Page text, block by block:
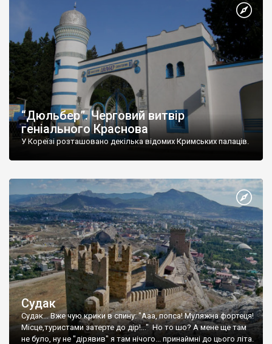
“Дюльбер”. Черговий витвір
геніального Краснова
У Кореїзі розташовано декілька відомих Кримських палаців.
Судак
Судак... Вже чую крики в спину: "Ааа, попса! Муляжна фортеця!
Місце,туристами затерте до дір!..." Но то шо? А мене ще там
не було, ну не "дірявив" я там нічого... принаймні до цього літа.